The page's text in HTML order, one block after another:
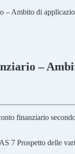
– Ambito di
–
finanziario
7 Prospetto delle